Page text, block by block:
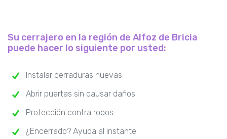
Su cerrajero en la región de Alfoz de Bricia
puede hacer lo siguiente por usted:
Instalar cerraduras nuevas
Abrir puertas sin causar daños
Protección contra robos
¿Encerrado? Ayuda al instante